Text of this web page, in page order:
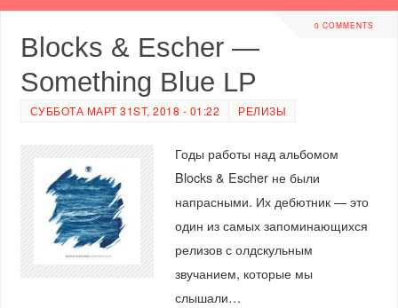
0 COMMENTS
Blocks & Escher —
Something Blue LP
СУББОТА МАРТ 31ST, 2018 - 01:22 РЕЛИЗЫ
Годы работы над альбомом
Blocks & Escher не были
напрасными. Их дебютник — это
один из самых запоминающихся
релизов с олдскульным
звучанием, которые мы
слышали…